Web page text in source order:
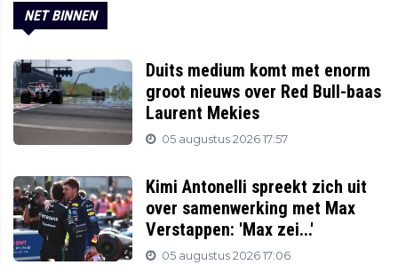
NET BINNEN
Duits medium komt met enorm
groot nieuws over Red Bull-baas
Laurent Mekies
05 augustus 2026 17:57
Kimi Antonelli spreekt zich uit
over samenwerking met Max
Verstappen: 'Max zei...'
05 augustus 2026 17:06